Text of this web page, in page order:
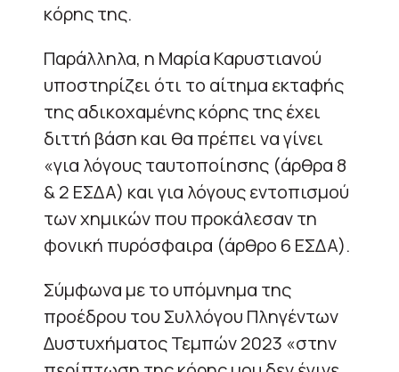
κόρης της.
Παράλληλα, η Μαρία Καρυστιανού
υποστηρίζει ότι το αίτημα εκταφής
της αδικοχαμένης κόρης της έχει
διττή βάση και θα πρέπει να γίνει
«για λόγους ταυτοποίησης (άρθρα 8
& 2 ΕΣΔΑ) και για λόγους εντοπισμού
των χημικών που προκάλεσαν τη
φονική πυρόσφαιρα (άρθρο 6 ΕΣΔΑ).
Σύμφωνα με το υπόμνημα της
προέδρου του Συλλόγου Πληγέντων
Δυστυχήματος Τεμπών 2023 «στην